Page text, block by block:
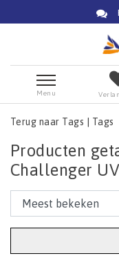
Menu
Terug naar Tags Tags
Producten
Challenger UV